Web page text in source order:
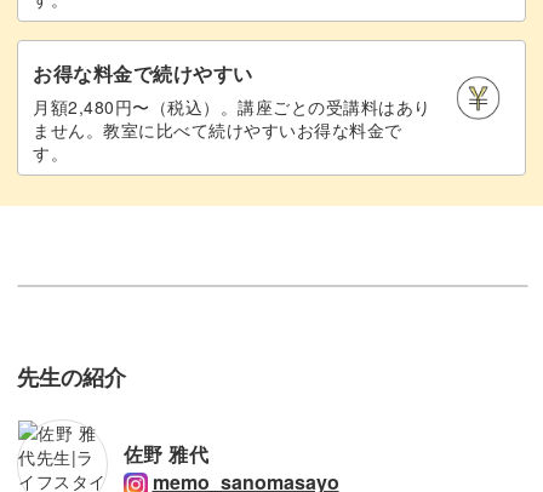
お得な料金で続けやすい
月額2,480円〜（税込）。講座ごとの受講料はあり
ません。教室に比べて続けやすいお得な料金で
す。
先生の紹介
佐野 雅代
memo_sanomasayo